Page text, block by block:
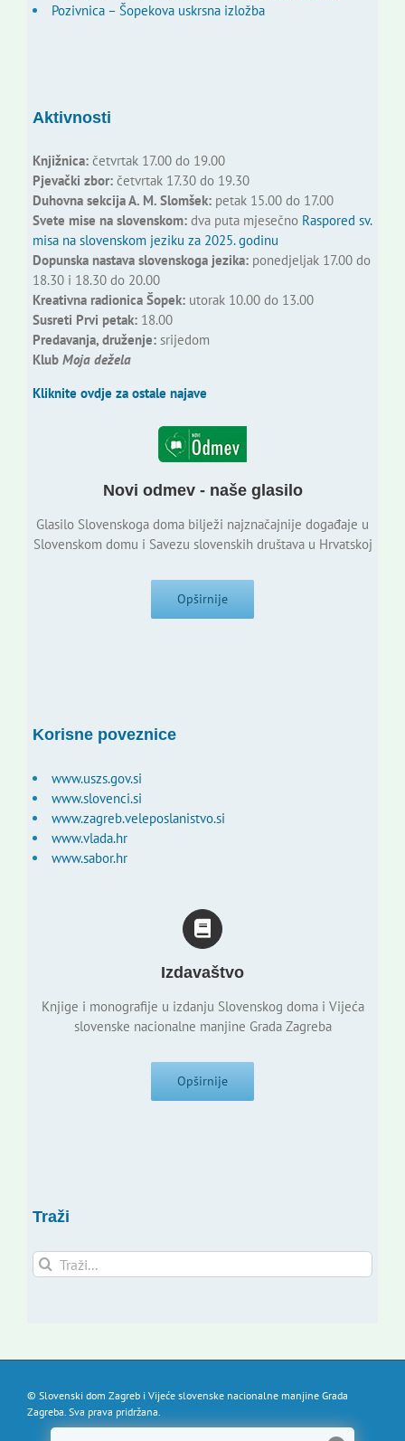
Pozivnica – Šopekova uskrsna izložba
Aktivnosti
Knjižnica:četvrtak 17.00 do 19.00
Pjevački zbor:četvrtak 17.30 do 19.30
Duhovna sekcija A. M. Slomšek:petak 15.00 do 17.00
Svete mise na slovenskom:dva puta mjesečno Raspored sv.
misa na slovenskom jeziku za 2025. godinu
Dopunska nastava slovenskoga jezika:ponedjeljak 17.00 do
18.30 i 18.30 do 20.00
Kreativna radionica Šopek:utorak 10.00 do 13.00
Susreti Prvi petak:18.00
Predavanja, druženje:srijedom
Klub Moja dežela
Kliknite ovdje za ostale najave
Novi odmev - naše glasilo
Glasilo Slovenskoga doma bilježi najznačajnije događaje u
Slovenskom domu i Savezu slovenskih društava u Hrvatskoj
Opširnije
Korisne poveznice
www.uszs.gov.si
www.slovenci.si
www.zagreb.veleposlanistvo.si
www.vlada.hr
www.sabor.hr
Izdavaštvo
Knjige i monografije u izdanju Slovenskog doma i Vijeća
slovenske nacionalne manjine Grada Zagreba
Opširnije
Traži
Traži...
© Slovenski dom Zagreb i Vijeće slovenske nacionalne manjine Grada
Zagreba. Sva prava pridržana.